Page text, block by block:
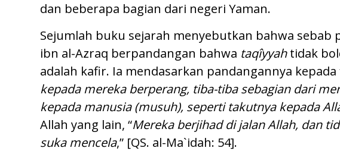
dan beberapa bagian dari negeri Yaman.
Sejumlah buku sejarah menyebutkan bahwa sebab
ibn al-Azraq berpandangan bahwa taqîyyahtidak
adalah kafir. Ia mendasarkan pandangannya kepada
kepada mereka berperang, tiba-tiba sebagian dari
kepada manusia (musuh), seperti takutnya kepada
Allah yang lain, “Mereka berjihad di jalan Allah, dan
suka mencela,” [QS. al-Ma`idah: 54].